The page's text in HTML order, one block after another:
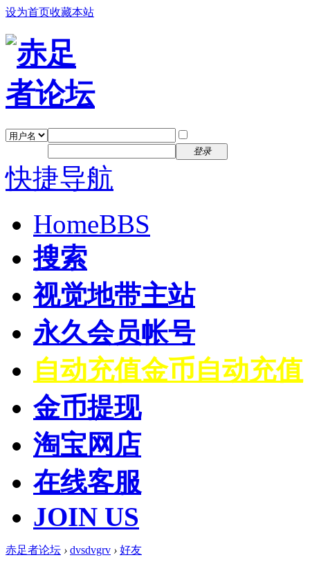
设为首页收藏本站
登录
快捷导航
HomeBBS
搜索
视觉地带主站
永久会员帐号
自动充值金币自动充值
金币提现
淘宝网店
在线客服
JOIN US
赤足者论坛 › dvsdvgrv › 好友